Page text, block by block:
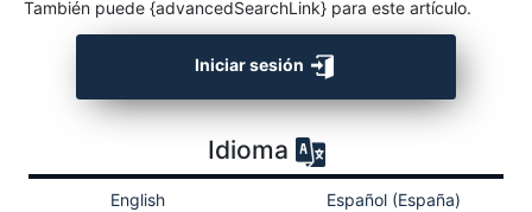
También puede {advancedSearchLink} para este artículo.
Iniciar sesión
Idioma
English Español (España)